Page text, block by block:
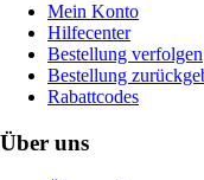
Mein Konto
Hilfecenter
Bestellung verfolgen
Bestellung
Rabattcodes
Über uns